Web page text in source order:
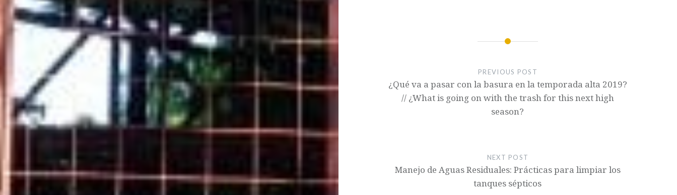
Post
navigation
PREVIOUS POST
¿Qué va a pasar con la basura en la temporada alta 2019?
// ¿What is going on with the trash for this next high
season?
NEXT POST
Manejo de Aguas Residuales: Prácticas para limpiar los
tanques sépticos